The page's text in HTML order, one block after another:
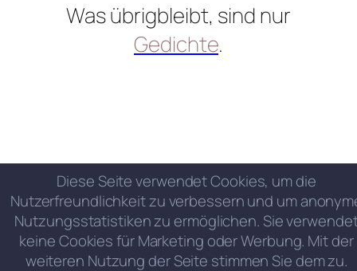
Was übrigbleibt, sind nur
Gedichte.
Diese Seite verwendet Cookies, um die
Nutzerfreundlichkeit zu verbessern und um
Nutzungsstatistiken zu ermöglichen. Sie
keine Cookies für Marketing oder Werbung. Mit der
weiteren Nutzung der Seite stimmen Sie dem zu.